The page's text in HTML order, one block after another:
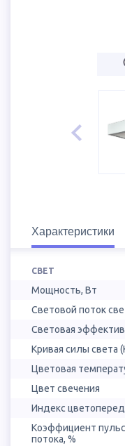
Характеристики
СВЕТ
Мощность, Вт
Световой поток
Световая
Кривая силы света
Цветовая
Цвет свечения
Индекс
Коэффициент
потока, %